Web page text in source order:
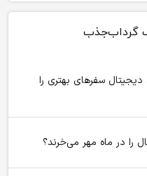
گرداب‌جذب
دیجیتال سفرهای بهتری را
را در ماه مهر می‌خرند؟